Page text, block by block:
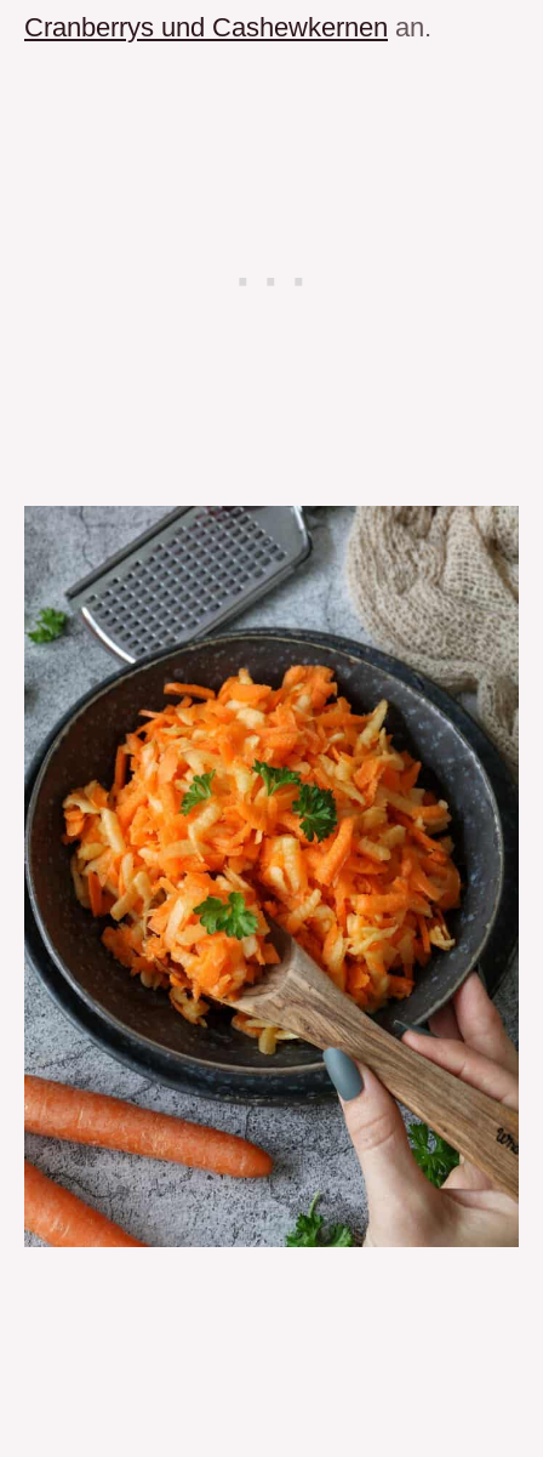
Cranberrys und Cashewkernen an.